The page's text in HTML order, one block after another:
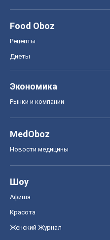
Food Oboz
Рецепты
Диеты
Экономика
Рынки и компании
MedOboz
Новости медицины
Шоу
Афиша
Красота
Женский Журнал